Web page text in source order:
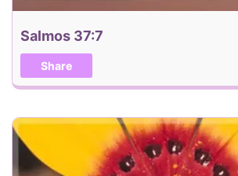
Salmos 37:7
Share